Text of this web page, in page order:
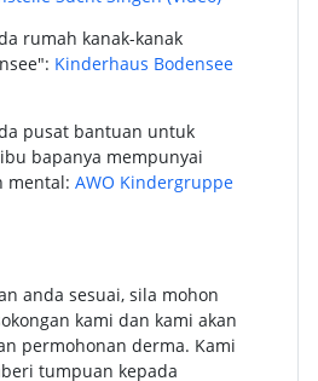
rumah kanak-kanak
Kinderhaus Bodensee
pusat bantuan untuk
bapanya mempunyai
mental: AWO Kindergruppe
anda sesuai, sila mohon
kami dan kami akan
permohonan derma. Kami
tumpuan kepada